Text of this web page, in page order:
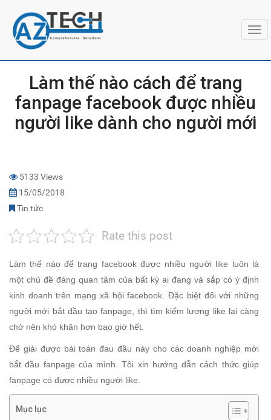
Làm thế nào cách để trang
fanpage facebook được nhiều
người like dành cho người mới
5133 Views
15/05/2018
Tin tức
Rate this post
Làm thế nào để trang facebook được nhiều người like luôn là
một chủ đề đáng quan tâm của bất kỳ ai đang và sắp có ý định
kinh doanh trên mạng xã hội facebook. Đặc biệt đối với những
người mới bắt đầu tạo fanpage, thì tìm kiếm lượng like lại càng
chở nên khó khăn hơn bao giờ hết.
Để giải được bài toán đau đầu này cho các doanh nghiệp mới
bắt đầu fanpage của mình. Tôi xin hướng dẫn cách thức giúp
fanpage có được nhiều người like.
Mục lục